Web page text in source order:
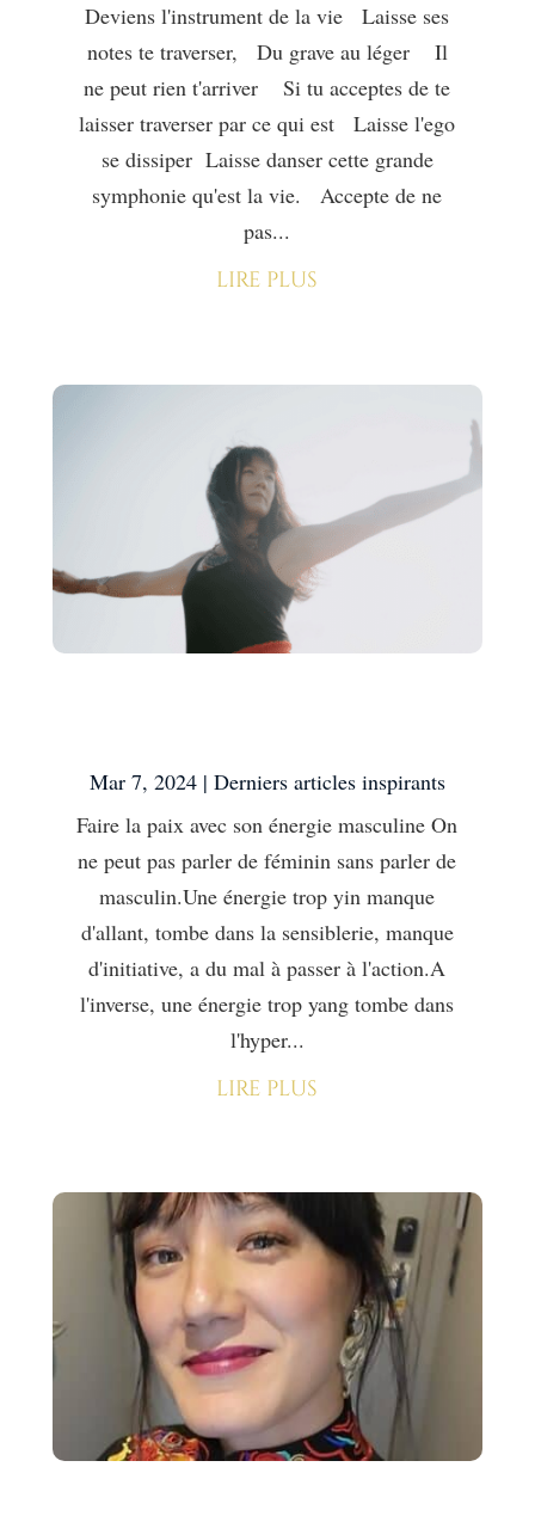
Deviens l'instrument de la vie Laisse ses
notes te traverser, Du grave au léger Il
ne peut rien t'arriver Si tu acceptes de te
laisser traverser par ce qui est Laisse l'ego
se dissiper Laisse danser cette grande
symphonie qu'est la vie. Accepte de ne
pas...
lire plus
Mar 7, 2024| Derniers articles inspirants
Faire la paix avec son énergie masculine On
ne peut pas parler de féminin sans parler de
masculin.Une énergie trop yin manque
d'allant, tombe dans la sensiblerie, manque
d'initiative, a du mal à passer à l'action.A
l'inverse, une énergie trop yang tombe dans
l'hyper...
lire plus